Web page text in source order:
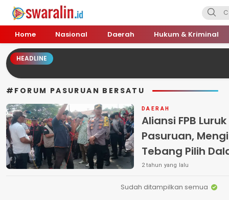
Swara Lin
Independent, Tajam & Profesional
Home Nasional Daerah Hukum & Kriminal
HEADLINE
#FORUM PASURUAN BERSATU
DAERAH
Aliansi FPB
Pasuruan,
Tebang Pilih
Kasus
2 tahun yang lalu
Sudah ditampilkan semua